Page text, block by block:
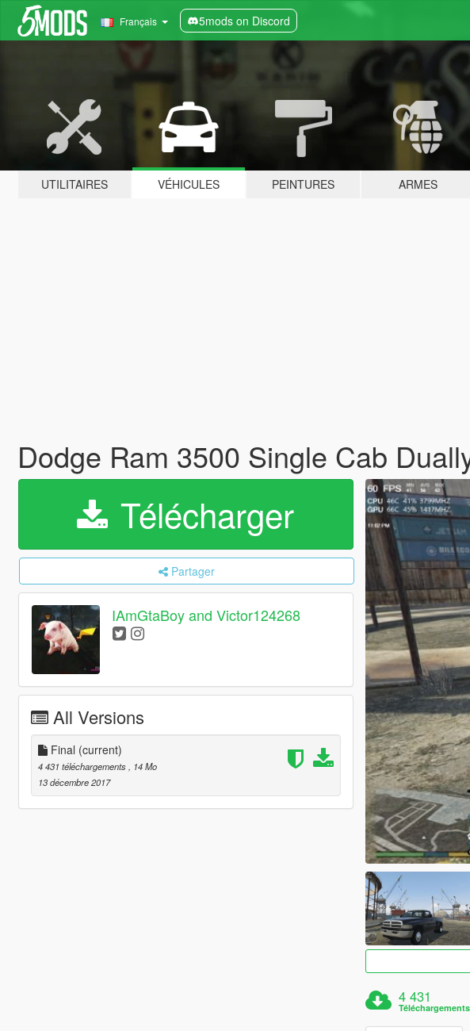
Français 5mods on Discord
UTILITAIRES VÉHICULES PEINTURES ARMES
Dodge Ram 3500 Single Cab
Télécharger
Partager
IAmGtaBoy and Victor124268
All Versions
Final (current)
4 431 téléchargements
, 14 Mo
13 décembre 2017
4 431
Téléchargements